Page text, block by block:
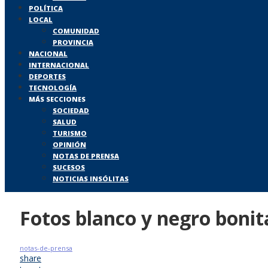
POLÍTICA
LOCAL
COMUNIDAD
PROVINCIA
NACIONAL
INTERNACIONAL
DEPORTES
TECNOLOGÍA
MÁS SECCIONES
SOCIEDAD
SALUD
TURISMO
OPINIÓN
NOTAS DE PRENSA
SUCESOS
NOTICIAS INSÓLITAS
Fotos blanco y negro
notas-de-prensa
share